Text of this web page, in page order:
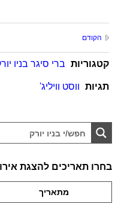
הקודם
קטגוריות ברי סיגר בניו
תגיות ווסט וויליג'
בחרו תאריכים להצגת